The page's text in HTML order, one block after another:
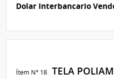
Dolar Interbancario
Ítem Nº 18 TELA